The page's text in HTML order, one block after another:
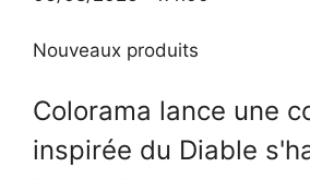
Nouveaux produits
Colorama lance une
inspirée du Diable